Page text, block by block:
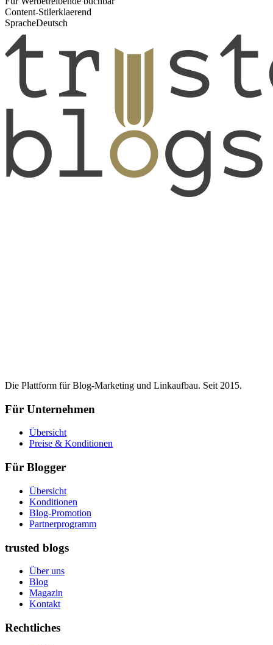
Content-Stilerklaerend
SpracheDeutsch
Die Plattform für Blog-Marketing und Linkaufbau. Seit 2015.
Für Unternehmen
Übersicht
Preise & Konditionen
Für Blogger
Übersicht
Konditionen
Blog-Promotion
Partnerprogramm
trusted blogs
Über uns
Blog
Magazin
Kontakt
Rechtliches